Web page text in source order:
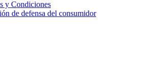
y Condiciones
de defensa del consumidor